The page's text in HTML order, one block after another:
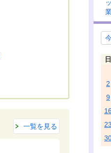
一覧を見る
日
2
9
23